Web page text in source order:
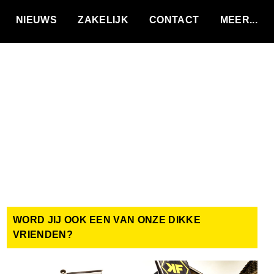
NIEUWS ZAKELIJK CONTACT
WORD JIJ OOK EEN VAN ONZE DIKKE
VRIENDEN?